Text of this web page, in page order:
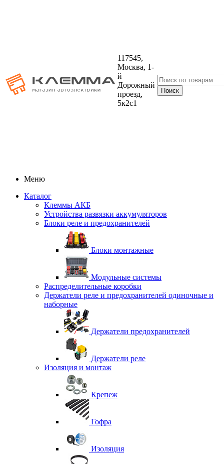
117545,
Москва, 1-
й
Дорожный
проезд,
5к2с1
Меню
Каталог
Клеммы АКБ
Устройства развязки аккумуляторов
Блоки реле и предохранителей
Блоки монтажные
Модульные системы
Распределительные коробки
Держатели реле и предохранителей одиночные и
наборные
Держатели предохранителей
Держатели реле
Изоляция и монтаж
Крепеж
Гофра
Изоляция